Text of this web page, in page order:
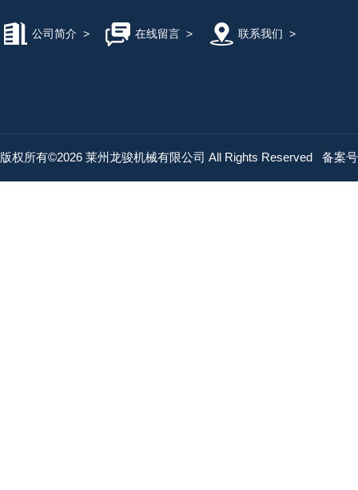
公司简介 > 在线留言> 联系我们 >
版权所有©2026 莱州龙骏机械有限公司 All Rights Reserved 备案